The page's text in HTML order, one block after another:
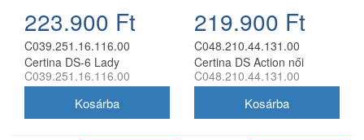
223.900 Ft
C039.251.16.116.00
Certina DS-6 Lady
Diamonds női analóg karóra
C039.251.16.116.00
219.900 Ft
C048.210.44.131.00
Certina DS Action női
analóg karóra
C048.210.44.131.00